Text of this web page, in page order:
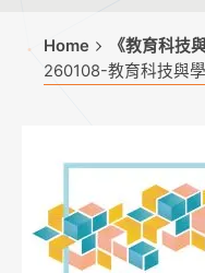
Home
《教育科技
260108-教育科技與